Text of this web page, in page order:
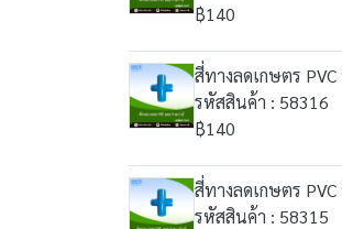
฿140
สี่ทางลดเกษตร
รหัสสินค้า : 58316
฿140
สี่ทางลดเกษตร
รหัสสินค้า : 58315